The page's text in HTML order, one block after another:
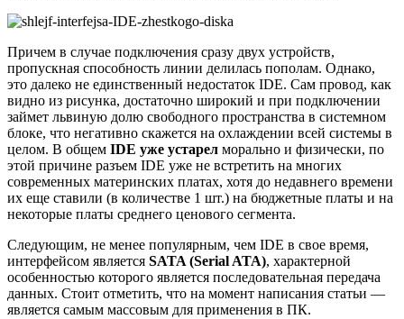
Причем в случае подключения сразу двух устройств,
пропускная способность линии делилась пополам. Однако,
это далеко не единственный недостаток IDE. Сам провод, как
видно из рисунка, достаточно широкий и при подключении
займет львиную долю свободного пространства в системном
блоке, что негативно скажется на охлаждении всей системы в
целом. В общем IDE уже устарел морально и физически, по
этой причине разъем IDE уже не встретить на многих
современных материнских платах, хотя до недавнего времени
их еще ставили (в количестве 1 шт.) на бюджетные платы и на
некоторые платы среднего ценового сегмента.
Следующим, не менее популярным, чем IDE в свое время,
интерфейсом является SATA (Serial ATA), характерной
особенностью которого является последовательная передача
данных. Стоит отметить, что на момент написания статьи —
является самым массовым для применения в ПК.